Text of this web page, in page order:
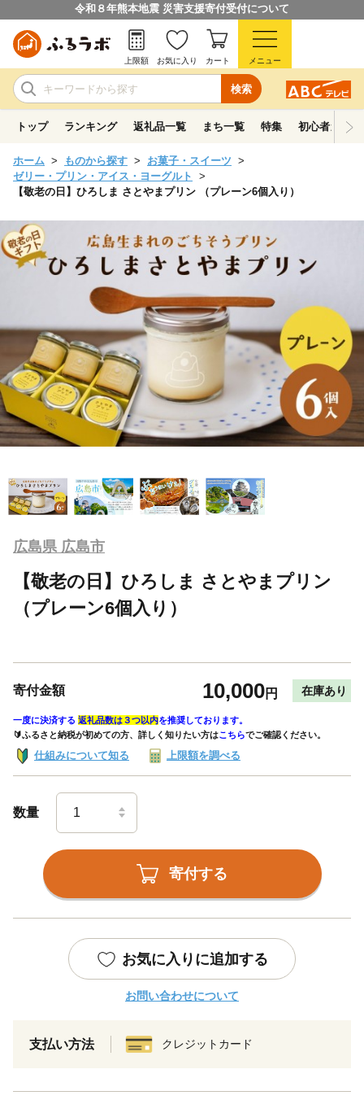
令和８年熊本地震 災害支援寄付受付について
検索
上限額 お気に入り カート メニュー
トップ ランキング 返礼品一覧 まち一覧 特集 初心者ガイド
ホーム ものから探す
お菓子・スイーツ
ゼリー・プリン・アイス・ヨーグルト
【敬老の日】ひろしま さとやまプリン （プレーン6個入り）
広島県 広島市
【敬老の日】ひろしま さとやまプリン
（プレーン6個入り）
寄付金額 10,000円 在庫あり
一度に決済する 返礼品数は３つ以内を推奨しております。
🔰ふるさと納税が初めての方、詳しく知りたい方はこちらでご確認ください。
仕組みについて知る 上限額を調べる
数量
寄付する
お気に入りに追加する
お問い合わせについて
支払い方法 クレジットカード